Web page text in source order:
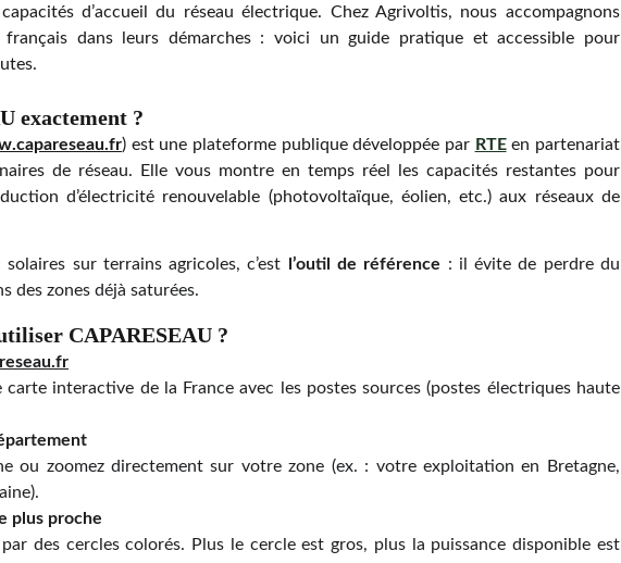
d’accueil du réseau électrique. Chez Agrivoltis, nous accompagnons
français dans leurs démarches : voici un guide pratique et accessible pour
exactement ?
) est une plateforme publique développée par RTEen partenariat
de réseau. Elle vous montre en temps réel les capacités restantes pour
d’électricité renouvelable (photovoltaïque, éolien, etc.) aux réseaux de
sur terrains agricoles, c’est l’outil de référence : il évite de perdre du
des zones déjà saturées.
CAPARESEAU ?
carte interactive de la France avec les postes sources (postes électriques haute
ou zoomez directement sur votre zone (ex. : votre exploitation en Bretagne,
plus proche
des cercles colorés. Plus le cercle est gros, plus la puissance disponible est